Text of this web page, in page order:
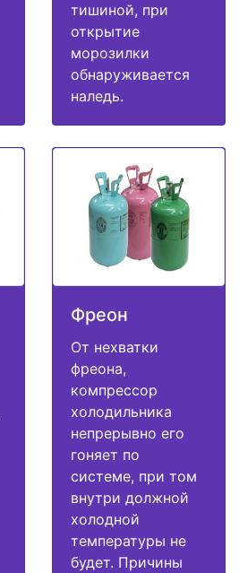
тишиной, при
открытие
морозилки
обнаруживается
наледь.
Фреон
От нехватки
фреона,
компрессор
холодильника
непрерывно его
гоняет по
системе, при том
внутри должной
холодной
температуры не
будет. Причины